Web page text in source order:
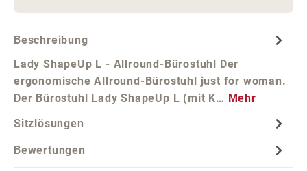
Beschreibung
Lady ShapeUp L - Allround-Bürostuhl Der
ergonomische Allround-Bürostuhl just for woman.
Der Bürostuhl Lady ShapeUp L (mit K… Mehr
Sitzlösungen
Bewertungen